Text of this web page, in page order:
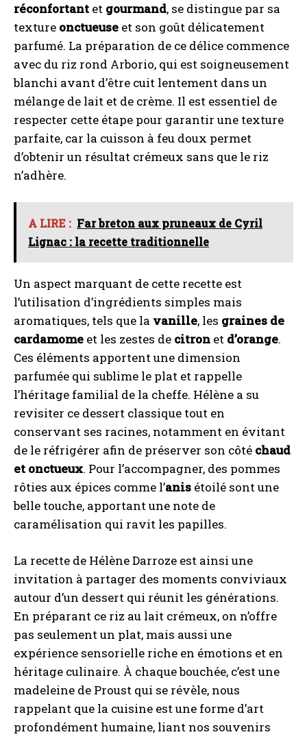
réconfortant et gourmand, se distingue par sa
texture onctueuse et son goût délicatement
parfumé. La préparation de ce délice commence
avec du riz rond Arborio, qui est soigneusement
blanchi avant d’être cuit lentement dans un
mélange de lait et de crème. Il est essentiel de
respecter cette étape pour garantir une texture
parfaite, car la cuisson à feu doux permet
d’obtenir un résultat crémeux sans que le riz
n’adhère.
A LIRE : Far breton aux pruneaux de Cyril
Lignac : la recette traditionnelle
Un aspect marquant de cette recette est
l’utilisation d’ingrédients simples mais
aromatiques, tels que la vanille, les graines de
cardamome et les zestes de citron et d’orange.
Ces éléments apportent une dimension
parfumée qui sublime le plat et rappelle
l’héritage familial de la cheffe. Hélène a su
revisiter ce dessert classique tout en
conservant ses racines, notamment en évitant
de le réfrigérer afin de préserver son côté chaud
et onctueux. Pour l’accompagner, des pommes
rôties aux épices comme l’anis étoilé sont une
belle touche, apportant une note de
caramélisation qui ravit les papilles.
La recette de Hélène Darroze est ainsi une
invitation à partager des moments conviviaux
autour d’un dessert qui réunit les générations.
En préparant ce riz au lait crémeux, on n’offre
pas seulement un plat, mais aussi une
expérience sensorielle riche en émotions et en
héritage culinaire. À chaque bouchée, c’est une
madeleine de Proust qui se révèle, nous
rappelant que la cuisine est une forme d’art
profondément humaine, liant nos souvenirs